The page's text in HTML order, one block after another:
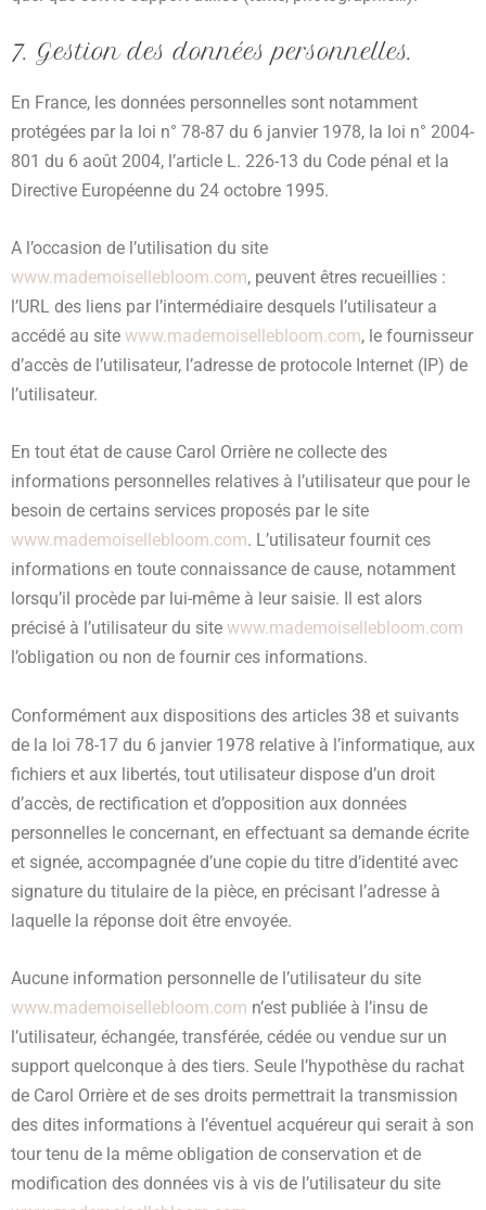
7. Gestion des données personnelles.
En France, les données personnelles sont notamment
protégées par la loi n° 78-87 du 6 janvier 1978, la loi n° 2004-
801 du 6 août 2004, l’article L. 226-13 du Code pénal et la
Directive Européenne du 24 octobre 1995.
A l’occasion de l’utilisation du site
www.mademoisellebloom.com, peuvent êtres recueillies :
l’URL des liens par l’intermédiaire desquels l’utilisateur a
accédé au site www.mademoisellebloom.com, le fournisseur
d’accès de l’utilisateur, l’adresse de protocole Internet (IP) de
l’utilisateur.
En tout état de cause Carol Orrière ne collecte des
informations personnelles relatives à l’utilisateur que pour le
besoin de certains services proposés par le site
www.mademoisellebloom.com. L’utilisateur fournit ces
informations en toute connaissance de cause, notamment
lorsqu’il procède par lui-même à leur saisie. Il est alors
précisé à l’utilisateur du site www.mademoisellebloom.com
l’obligation ou non de fournir ces informations.
Conformément aux dispositions des articles 38 et suivants
de la loi 78-17 du 6 janvier 1978 relative à l’informatique, aux
fichiers et aux libertés, tout utilisateur dispose d’un droit
d’accès, de rectification et d’opposition aux données
personnelles le concernant, en effectuant sa demande écrite
et signée, accompagnée d’une copie du titre d’identité avec
signature du titulaire de la pièce, en précisant l’adresse à
laquelle la réponse doit être envoyée.
Aucune information personnelle de l’utilisateur du site
www.mademoisellebloom.com n’est publiée à l’insu de
l’utilisateur, échangée, transférée, cédée ou vendue sur un
support quelconque à des tiers. Seule l’hypothèse du rachat
de Carol Orrière et de ses droits permettrait la transmission
des dites informations à l’éventuel acquéreur qui serait à son
tour tenu de la même obligation de conservation et de
modification des données vis à vis de l’utilisateur du site